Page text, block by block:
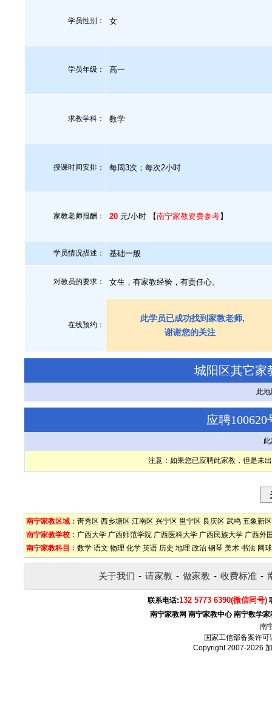
学员性别： 女
学员年级： 高一
求教学科： 数学
授课时间安排： 每周3次；每次2小时
家教老师报酬： 20 元/小时 【南宁家教资费参考】
学员情况描述： 基础一般
对教员的要求： 女生，有家教经验，有责任心。
在线预约：
此学员已成功找到家教老师,
谢谢您的关注
城阳区其它家
此
应聘
注意：如果您已应聘此家教，但是未
南宁家教区域： 靑秀区 西乡塘区 江南区 兴宁区 邕宁区 良庆区 武鸣 五象新区
南宁家教学校： 广西大学 广西师范学院 广西医科大学 广西民族大学 广西外
南宁家教科目： 数学 语文 物理 化学 英语 历史 地理 政治 钢琴 美术 书法 网球
关于我们 - 请家教 - 做家教 - 收费标准 -
联系电话:132 5773 6390(微信同号)
南宁家教网 南宁家教中心 南宁数学家
南
国家工信部备案许可
Copyright 2007-2026